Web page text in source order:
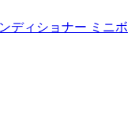
ディショナー ミニボ